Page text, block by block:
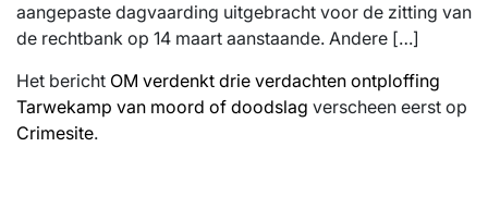
aangepaste dagvaarding uitgebracht voor de zitting van
de rechtbank op 14 maart aanstaande. Andere […]
Het bericht OM verdenkt drie verdachten ontploffing
Tarwekamp van moord of doodslag verscheen eerst op
Crimesite.